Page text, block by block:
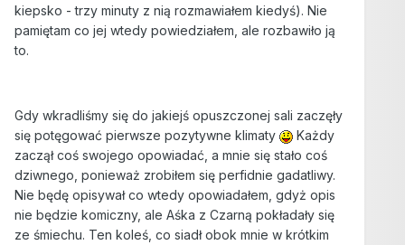
kiepsko - trzy minuty z nią rozmawiałem kiedyś). Nie
pamiętam co jej wtedy powiedziałem, ale rozbawiło ją
to.
Gdy wkradliśmy się do jakiejś opuszczonej sali zaczęły
się potęgować pierwsze pozytywne klimaty
Każdy
zaczął coś swojego opowiadać, a mnie się stało coś
dziwnego, ponieważ zrobiłem się perfidnie gadatliwy.
Nie będę opisywał co wtedy opowiadałem, gdyż opis
nie będzie komiczny, ale Aśka z Czarną pokładały się
ze śmiechu. Ten koleś, co siadł obok mnie w krótkim